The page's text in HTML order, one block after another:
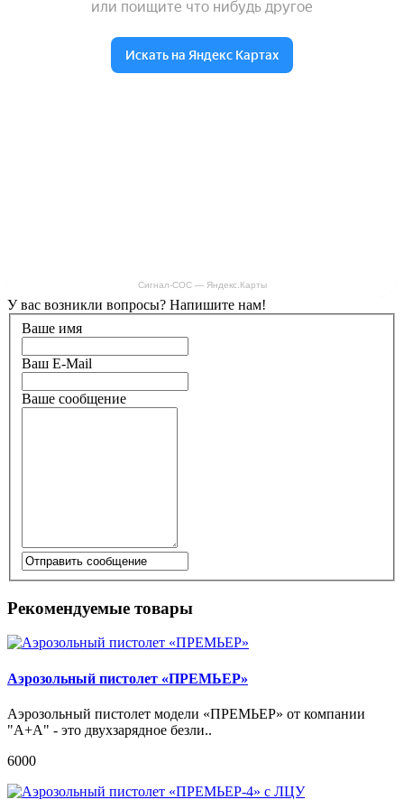
Сигнал-СОС — Яндекс.Карты
У вас возникли вопросы? Напишите нам!
Ваше имя
Ваш E-Mail
Ваше сообщение
Рекомендуемые товары
Аэрозольный пистолет «ПРЕМЬЕР»
Аэрозольный пистолет модели «ПРЕМЬЕР» от компании
"А+А" - это двухзарядное безли..
6000